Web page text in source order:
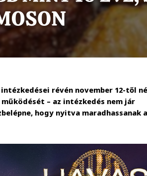
révén november 12-től
– az intézkedés nem jár
hogy nyitva maradhassanak a